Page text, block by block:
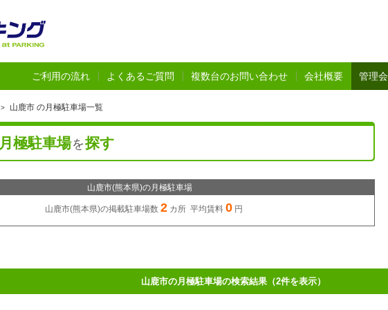
ご利用の流れ よくあるご質問 複数台のお問い合わせ 会社概要 管理
> 山鹿市 の月極駐車場一覧
月極駐車場を探す
山鹿市(熊本県)の月極駐車場
山鹿市(熊本県)の掲載駐車場数 2 カ所 平均賃料 0 円
山鹿市の月極駐車場の検索結果（2件を表示）